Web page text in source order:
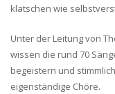
klatschen wie
Unter der Leitung von
wissen die rund 70
begeistern und
eigenständige Chöre.